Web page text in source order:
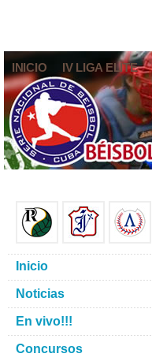
INICIO IV LIGA ELITE
Inicio
Noticias
En vivo!!!
Concursos